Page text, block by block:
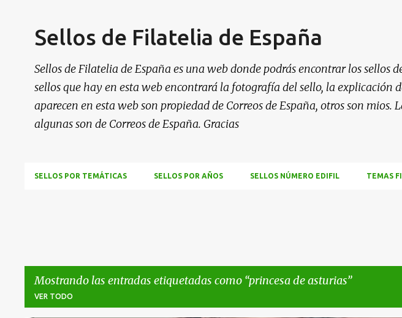
Sellos de Filatelia de España
Sellos de Filatelia de España es una web donde podrás encontrar los sellos
sellos que hay en esta web encontrará la fotografía del sello, la explicación
aparecen en esta web son propiedad de Correos de España, otros son
algunas son de Correos de España. Gracias
SELLOS POR TEMÁTICAS SELLOS POR AÑOS SELLOS NÚMERO EDIFIL TEMAS
Mostrando las entradas etiquetadas como princesa de asturias
VER TODO